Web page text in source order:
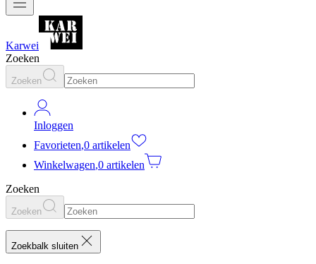
Karwei
Zoeken
Zoeken
Inloggen
Favorieten,0 artikelen
Winkelwagen,0 artikelen
Zoeken
Zoeken
Zoekbalk sluiten